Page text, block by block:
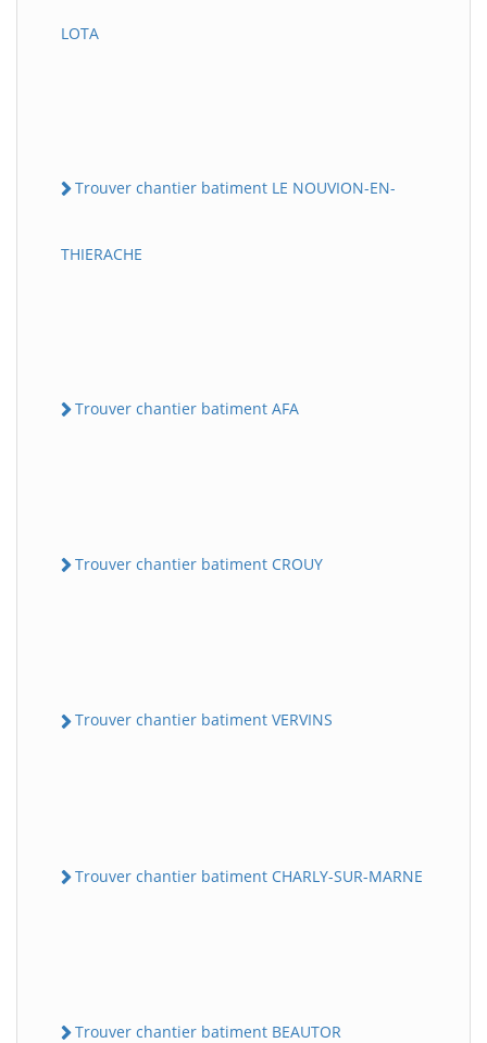
LOTA
Trouver chantier batiment LE NOUVION-EN-
THIERACHE
Trouver chantier batiment AFA
Trouver chantier batiment CROUY
Trouver chantier batiment VERVINS
Trouver chantier batiment CHARLY-SUR-MARNE
Trouver chantier batiment BEAUTOR